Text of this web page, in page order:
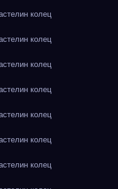
колец
колец
колец
колец
колец
колец
колец